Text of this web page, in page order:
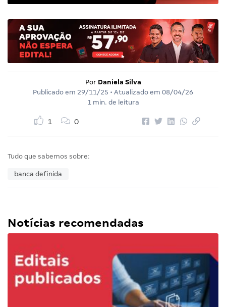
Por Daniela Silva
Publicado em 29/11/25 • Atualizado em 08/04/26
1 min. de leitura
1 0
Tudo que sabemos sobre:
banca definida
Notícias recomendadas